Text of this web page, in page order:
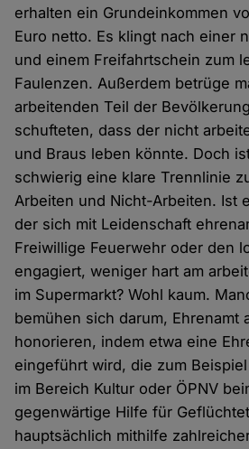
erhalten ein Grundeinkommen
Euro netto. Es klingt nach einer
und einem Freifahrtschein zum
Faulenzen. Außerdem betrüge
arbeitenden Teil der
schufteten, dass der nicht
und Braus leben könnte. Doch
schwierig eine klare Trennlinie
Arbeiten und Nicht-Arbeiten. Ist
der sich mit Leidenschaft
Freiwillige Feuerwehr oder den
engagiert, weniger hart am
im Supermarkt? Wohl kaum.
bemühen sich darum, Ehrenamt
honorieren, indem etwa eine
eingeführt wird, die zum
im Bereich Kultur oder ÖPNV
gegenwärtige Hilfe für
hauptsächlich mithilfe